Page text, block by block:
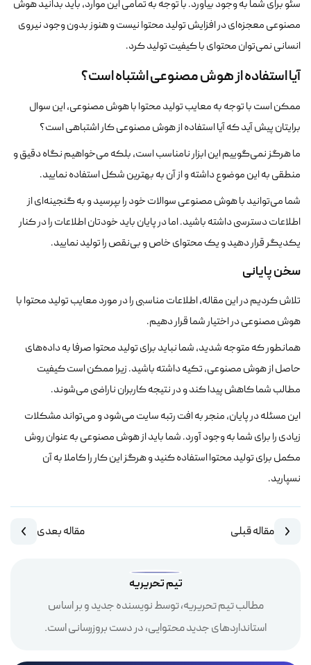
سئو برای شما به وجود بیاورد. با توجه به تمامی این موارد، باید بدانید هوش
مصنوعی معجزه‌ای در افزایش تولید محتوا نیست و هنوز بدون وجود نیروی
انسانی نمی‌توان محتوای با کیفیت تولید کرد.
آیا استفاده از هوش مصنوعی اشتباه است؟
ممکن است با توجه به معایب تولید محتوا با هوش مصنوعی، این سوال
برایتان پیش آید که آیا استفاده از هوش مصنوعی کار اشتباهی است؟
ما هرگز نمی‌گوییم این ابزار نامناسب است، بلکه می‌خواهیم نگاه دقیق و
منطقی به این موضوع داشته و از آن به بهترین شکل استفاده نمایید.
شما می‌توانید با هوش مصنوعی سوالات خود را بپرسید و به گنجینه‌ای از
اطلاعات دسترسی داشته باشید. اما در پایان باید خودتان اطلاعات را در کنار
یکدیگر قرار دهید و یک محتوای خاص و بی‌نقص را تولید نمایید.
سخن پایانی
تلاش کردیم در این مقاله، اطلاعات مناسبی را در مورد معایب تولید محتوا با
هوش مصنوعی در اختیار شما قرار دهیم.
همانطور که متوجه شدید، شما نباید برای تولید محتوا صرفا به داده‌های
حاصل از هوش مصنوعی، تکیه داشته باشید. زیرا ممکن است کیفیت
مطالب شما کاهش پیدا کند و در نتیجه کاربران ناراضی می‌شوند.
این مسئله در پایان، منجر به افت رتبه سایت می‌شود و می‌تواند مشکلات
زیادی را برای شما به وجود آورد. شما باید از هوش مصنوعی به عنوان روش
مکمل برای تولید محتوا استفاده کنید و هرگز این کار را کاملا به آن
نسپارید.
مقاله قبلی مقاله بعدی
تیم تحریریه
مطالب تیم تحریریه، توسط نویسنده جدید و بر اساس
استانداردهای جدید محتوایی، در دست بروزرسانی است.